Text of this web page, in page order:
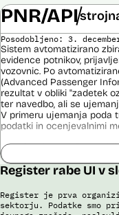
PNR/API
Posodobljeno: 3.
Sistem avtomatizirano
evidence potnikov,
vozovnic. Po
(Advanced Passenger
rezultat v obliki "zadetek
ter navedbo, ali se
V primeru ujemanja poda
podatki in ocenjevalnimi
Ocenjevalna merila so
indikatorji tveganja, ki
ugotovljeno, da
kaznivih dejanj oziroma
pristojnih organov na
utemeljene razloge v
oziroma podatke potnikov
Register rabe UI v
Register je prva
sektorju. Podatke smo